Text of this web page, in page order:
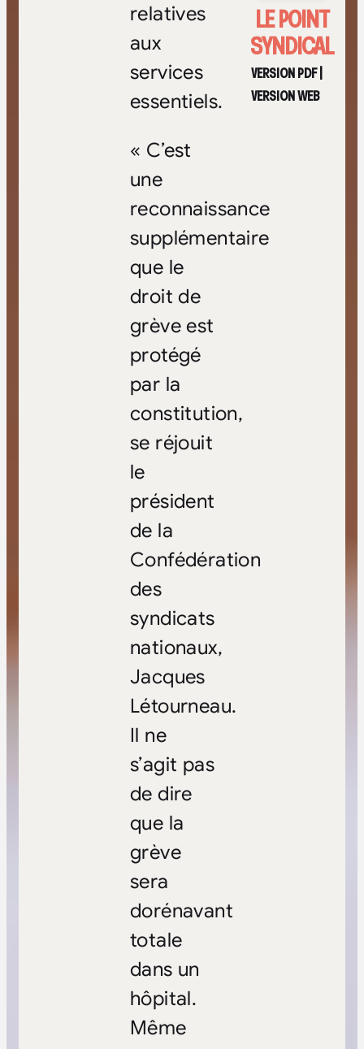
LE POINT
SYNDICAL
VERSION PDF|
VERSION WEB
relatives
aux
services
essentiels.
« C’est
une
reconnaissance
supplémentaire
que le
droit de
grève est
protégé
par la
constitution,
se réjouit
le
président
de la
Confédération
des
syndicats
nationaux,
Jacques
Létourneau.
Il ne
s’agit pas
de dire
que la
grève
sera
dorénavant
totale
dans un
hôpital.
Même